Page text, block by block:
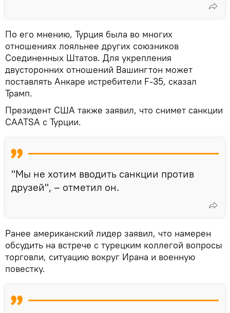
По его мнению, Турция была во многих
отношениях лояльнее других союзников
Соединенных Штатов. Для укрепления
двусторонних отношений Вашингтон может
поставлять Анкаре истребители F-35, сказал
Трамп.
Президент США также заявил, что снимет санкции
CAATSA с Турции.
"Мы не хотим вводить санкции против
друзей", – отметил он.
Ранее американский лидер заявил, что намерен
обсудить на встрече с турецким коллегой вопросы
торговли, ситуацию вокруг Ирана и военную
повестку.